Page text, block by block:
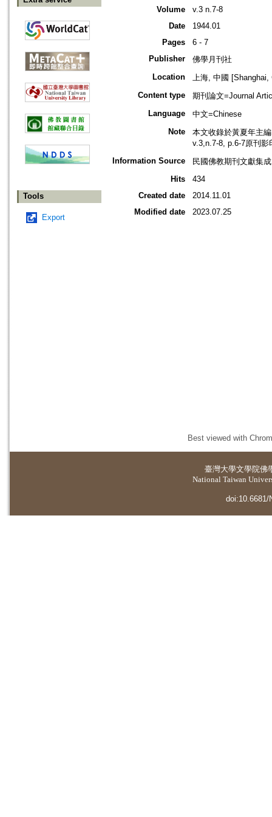
Tools
Export
Volume
v.3 n.7-8
Date
1944.01
Pages
6 - 7
Publisher
佛學月刊社
Location
上海, 中國 [Shanghai,
Content type
期刊論文=Journal
Language
中文=Chinese
Note
本文收錄於黃夏年主
v.3,n.7-8, p.6-7原刊影
Information Source
民國佛教期刊文獻集
Hits
434
Created date
2014.11.01
Modified date
2023.07.25
Best viewed with
臺灣大學文學院佛
National Taiwan
doi:10.6681/